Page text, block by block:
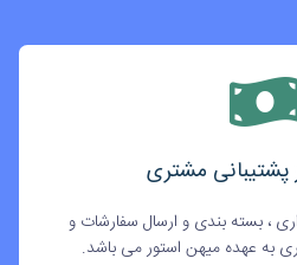
پشتیبانی مشتری
، بسته بندی و ارسال سفارشات و
به عهده میهن استور می باشد.